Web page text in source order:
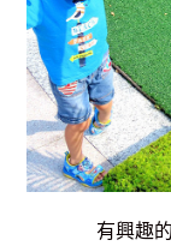
有興趣